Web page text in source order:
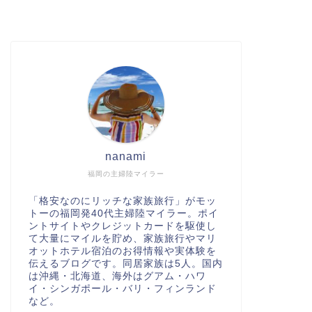
福岡の主婦陸マイラー
nanami
「格安なのにリッチな家族旅行」がモッ
トーの福岡発40代主婦陸マイラー。ポイ
ントサイトやクレジットカードを駆使し
て大量にマイルを貯め、家族旅行やマリ
オットホテル宿泊のお得情報や実体験を
伝えるブログです。同居家族は5人。国内
は沖縄・北海道、海外はグアム・ハワ
イ・シンガポール・バリ・フィンランド
など。